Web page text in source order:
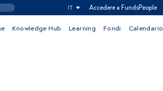
IT Accedere a FundsPeople
Knowledge Hub Learning Fondi Calendario